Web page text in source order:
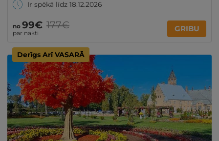
Ir spēkā līdz 18.12.2026
no 99€
par nakti
177€ GRIBU
Derīgs Arī VASARĀ